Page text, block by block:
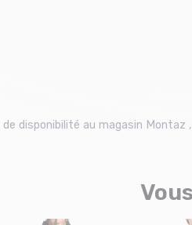
disponibilité au magasin